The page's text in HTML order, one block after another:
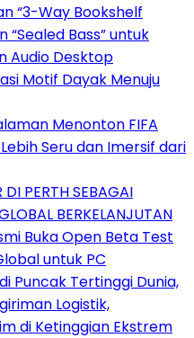
“3-Way Bookshelf
“Sealed Bass” untuk
Audio Desktop
Motif Dayak Menuju
Menonton FIFA
Seru dan Imersif dari
DI PERTH SEBAGAI
BERKELANJUTAN
Buka Open Beta Test
untuk PC
Puncak Tertinggi Dunia,
Logistik,
di Ketinggian Ekstrem